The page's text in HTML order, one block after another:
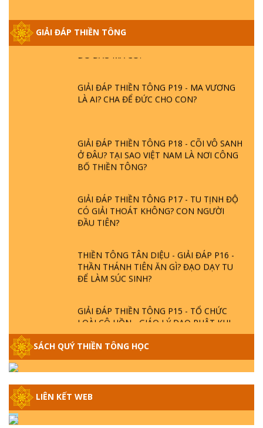
GIẢI ĐÁP THIỀN TÔNG
GIẢI ĐÁP THIỀN TÔNG ĐẶC BIỆT PHẦN 20
- BÁC NGUYỄN NHÂN LÀ AI? PHIỀN NÃO
DO ĐÂU MÀ CÓ?
GIẢI ĐÁP THIỀN TÔNG P19 - MA VƯƠNG
LÀ AI? CHA ĐỂ ĐỨC CHO CON?
GIẢI ĐÁP THIỀN TÔNG P18 - CÕI VÔ SANH
Ở ĐÂU? TẠI SAO VIỆT NAM LÀ NƠI CÔNG
BỐ THIỀN TÔNG?
GIẢI ĐÁP THIỀN TÔNG P17 - TU TỊNH ĐỘ
CÓ GIẢI THOÁT KHÔNG? CON NGƯỜI
ĐẦU TIÊN?
THIỀN TÔNG TÂN DIỆU - GIẢI ĐÁP P16 -
THẦN THÁNH TIÊN ĂN GÌ? ĐẠO DẠY TU
ĐỂ LÀM SÚC SINH?
GIẢI ĐÁP THIỀN TÔNG P15 - TỔ CHỨC
LOÀI CÔ HỒN - GIÁO LÝ ĐẠO PHẬT KHI
GIẢI ĐÁP THIỀN TÔNG ĐẶC BIỆT - P14 -
NGUỒN GỐC ÂM LỊCH DƯƠNG LỊCH -
TẦNG BÌNH LƯU LỚN ĐẾN ĐÂU
SÁCH QUÝ THIỀN TÔNG HỌC
LIÊN KẾT WEB